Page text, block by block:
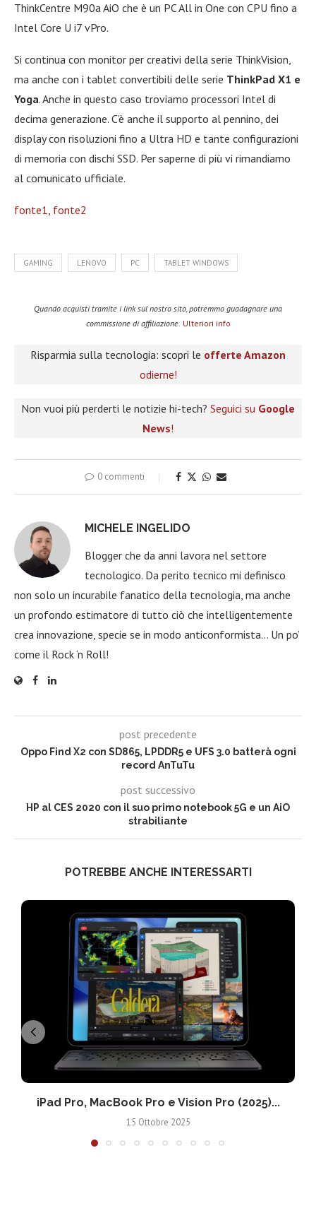
ThinkCentre M90a AiO che è un PC All in One con CPU fino a
Intel Core U i7 vPro.
Si continua con monitor per creativi della serie ThinkVision,
ma anche con i tablet convertibili delle serie ThinkPad X1 e
Yoga. Anche in questo caso troviamo processori Intel di
decima generazione. C’è anche il supporto al pennino, dei
display con risoluzioni fino a Ultra HD e tante configurazioni
di memoria con dischi SSD. Per saperne di più vi rimandiamo
al comunicato ufficiale.
fonte1, fonte2
GAMING LENOVO PC TABLET WINDOWS
Quando acquisti tramite i link sul nostro sito, potremmo guadagnare una
commissione di affiliazione. Ulteriori info
Risparmia sulla tecnologia: scopri le offerte Amazon
odierne!
Non vuoi più perderti le notizie hi-tech? Seguici su Google
News!
0 commenti
MICHELE INGELIDO
Blogger che da anni lavora nel settore
tecnologico. Da perito tecnico mi definisco
non solo un incurabile fanatico della tecnologia, ma anche
un profondo estimatore di tutto ciò che intelligentemente
crea innovazione, specie se in modo anticonformista… Un po’
come il Rock ‘n Roll!
post precedente
Oppo Find X2 con SD865, LPDDR5 e UFS 3.0 batterà ogni
record AnTuTu
post successivo
HP al CES 2020 con il suo primo notebook 5G e un AiO
strabiliante
POTREBBE ANCHE INTERESSARTI
iPad Pro, MacBook Pro e Vision Pro (2025)...
15 Ottobre 2025